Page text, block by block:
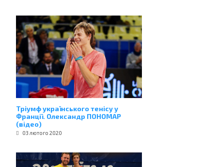
Тріумф українського тенісу у
Франції. Олександр ПОНОМАР
(відео)
03 лютого 2020